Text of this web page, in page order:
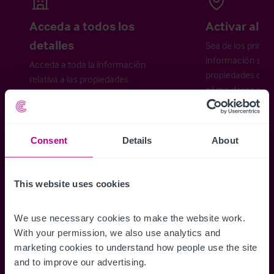
Consent Details About
This website uses cookies
We use necessary cookies to make the website work.
With your permission, we also use analytics and
marketing cookies to understand how people use the site
and to improve our advertising.
Acceda a todos los
detalles
Acceda a toda la información
relativa a las propiedades
disponibles, mapas de ubicación,
Activar
Sea de los
información
propiedades
cómo desea